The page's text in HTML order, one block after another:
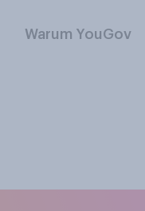
Warum YouGov